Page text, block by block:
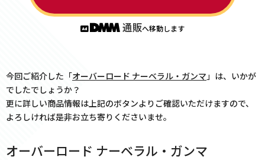
へ移動します
今回ご紹介した「オーバーロード ナーベラル・ガンマ 」は、いかが
でしたでしょうか？
更に詳しい商品情報は上記のボタンよりご確認いただけますので、
よろしければ是非お立ち寄りくださいませ。
オーバーロード ナーベラル・ガンマ